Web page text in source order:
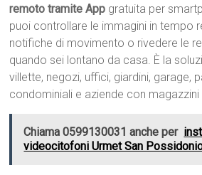
remoto tramite App gratuita per
puoi controllare le immagini in tempo
notifiche di movimento o rivedere le
quando sei lontano da casa. È la
villette, negozi, uffici, giardini, garage,
condominiali e aziende con magazzini
Chiama 0599130031 anche per
videocitofoni Urmet San